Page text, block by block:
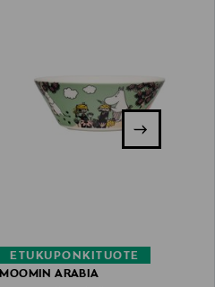
ETUKUPONKITUOTE
MOOMIN ARABIA